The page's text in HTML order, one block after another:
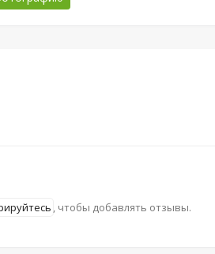
, чтобы добавлять отзывы.